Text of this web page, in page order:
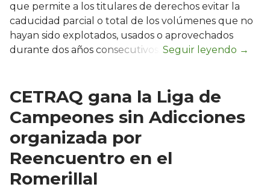
que permite a los titulares de derechos evitar la
caducidad parcial o total de los volúmenes que no
hayan sido explotados, usados o aprovechados
durante dos años consecutivos.
CETRAQ gana la Liga de
Campeones sin Adicciones
organizada por
Reencuentro en el
Romerillal